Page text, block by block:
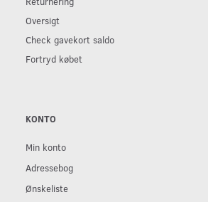
Oversigt
Check gavekort saldo
Fortryd købet
KONTO
Min konto
Adressebog
Ønskeliste